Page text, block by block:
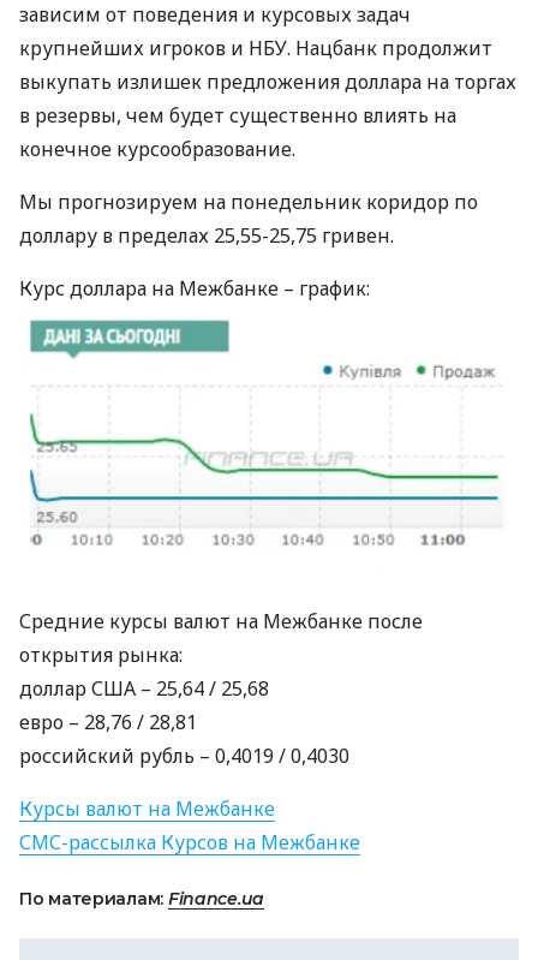
зависим от поведения и курсовых задач
крупнейших игроков и НБУ. Нацбанк продолжит
выкупать излишек предложения доллара на торгах
в резервы, чем будет существенно влиять на
конечное курсообразование.
Мы прогнозируем на понедельник коридор по
доллару в пределах 25,55-25,75 гривен.
Курс доллара на Межбанке – график:
Средние курсы валют на Межбанке после
открытия рынка:
долларСША – 25,64 / 25,68
евро – 28,76 / 28,81
российский рубль – 0,4019 / 0,4030
Курсы валют на Межбанке
СМС-рассылка Курсов на Межбанке
По материалам: Finance.ua